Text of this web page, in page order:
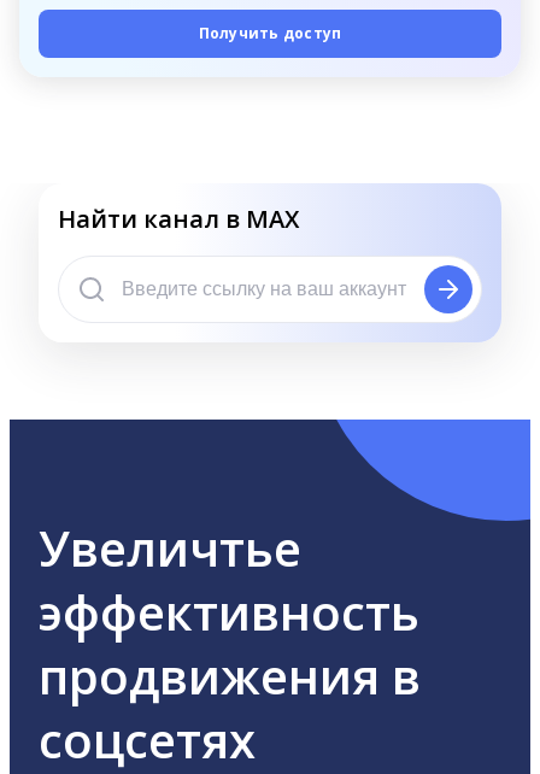
Получить доступ
Найти канал в MAX
Увеличтье
эффективность
продвижения в
соцсетях